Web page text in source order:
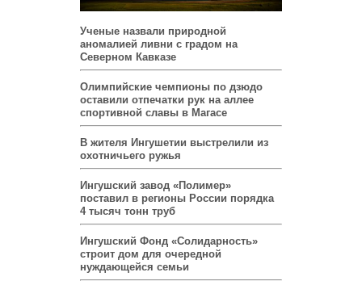
Ученые назвали природной
аномалией ливни с градом на
Северном Кавказе
Олимпийские чемпионы по дзюдо
оставили отпечатки рук на аллее
спортивной славы в Магасе
В жителя Ингушетии выстрелили из
охотничьего ружья
Ингушский завод «Полимер»
поставил в регионы России порядка
4 тысяч тонн труб
Ингушский Фонд «Солидарность»
строит дом для очередной
нуждающейся семьи